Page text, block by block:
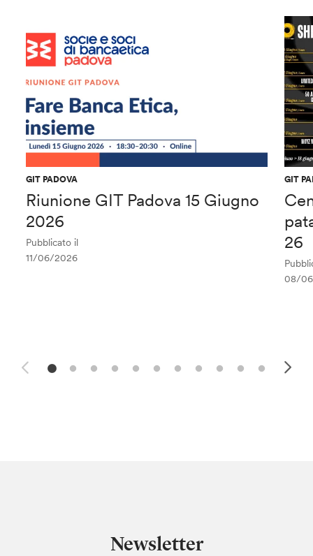
GIT PADOVA
Riunione GIT Padova 15 Giugno
2026
Pubblicato il
11/06/2026
GIT
26
08/
Newsletter